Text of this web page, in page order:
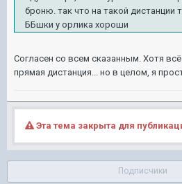
броню. так что на такой дистанции
ББшки у орлика хороши
Согласен со всем сказанным. Хотя
прямая дистанция... но в целом, я
Эта тема закрыта для
Подписчики